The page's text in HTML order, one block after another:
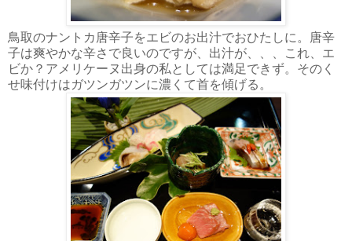
鳥取のナントカ唐辛子をエビのお出汁でおひたしに。唐辛
子は爽やかな辛さで良いのですが、出汁が、、、これ、エ
ビか？アメリケーヌ出身の私としては満足できず。そのく
せ味付けはガツンガツンに濃くて首を傾げる。